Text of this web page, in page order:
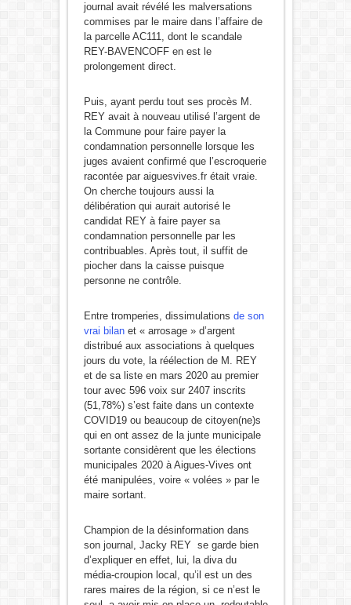
journal avait révélé les malversations
commises par le maire dans l’affaire de
la parcelle AC111, dont le scandale
REY-BAVENCOFF en est le
prolongement direct.
Puis, ayant perdu tout ses procès M.
REY avait à nouveau utilisé l’argent de
la Commune pour faire payer la
condamnation personnelle lorsque les
juges avaient confirmé que l’escroquerie
racontée par aiguesvives.fr était vraie.
On cherche toujours aussi la
délibération qui aurait autorisé le
candidat REY à faire payer sa
condamnation personnelle par les
contribuables. Après tout, il suffit de
piocher dans la caisse puisque
personne ne contrôle.
Entre tromperies, dissimulations de son
vrai bilanet « arrosage » d’argent
distribué aux associations à quelques
jours du vote, la réélection de M. REY
et de sa liste en mars 2020 au premier
tour avec 596 voix sur 2407 inscrits
(51,78%) s’est faite dans un contexte
COVID19 ou beaucoup de citoyen(ne)s
qui en ont assez de la junte municipale
sortante considèrent que les élections
municipales 2020 à Aigues-Vives ont
été manipulées, voire « volées » par le
maire sortant.
Champion de la désinformation dans
son journal, Jacky REY se garde bien
d’expliquer en effet, lui, la diva du
média-croupion local, qu’il est un des
rares maires de la région, si ce n’est le